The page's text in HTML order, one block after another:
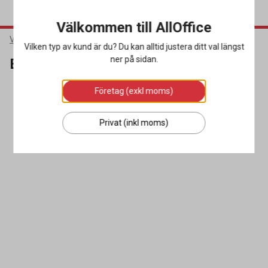
Varumärken
Birkenstock
SORTERA
0 produkter
Välkommen till AllOffice
Vilken typ av kund är du? Du kan alltid justera ditt val längst
ner på sidan.
Företag (exkl moms)
Privat (inkl moms)